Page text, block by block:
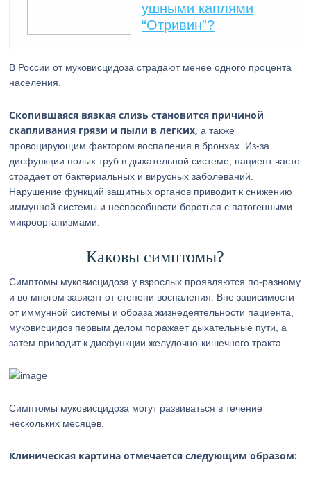
ушными каплями
“Отривин”?
В России от муковисцидоза страдают менее одного процента
населения.
Скопившаяся вязкая слизь становится причиной
скапливания грязи и пыли в легких, а также
провоцирующим фактором воспаления в бронхах. Из-за
дисфункции полых труб в дыхательной системе, пациент часто
страдает от бактериальных и вирусных заболеваний.
Нарушение функций защитных органов приводит к снижению
иммунной системы и неспособности бороться с патогенными
микроорганизмами.
Каковы симптомы?
Симптомы муковисцидоза у взрослых проявляются по-разному
и во многом зависят от степени воспаления. Вне зависимости
от иммунной системы и образа жизнедеятельности пациента,
муковисцидоз первым делом поражает дыхательные пути, а
затем приводит к дисфункции желудочно-кишечного тракта.
Симптомы муковисцидоза могут развиваться в течение
нескольких месяцев.
Клиническая картина отмечается следующим образом: